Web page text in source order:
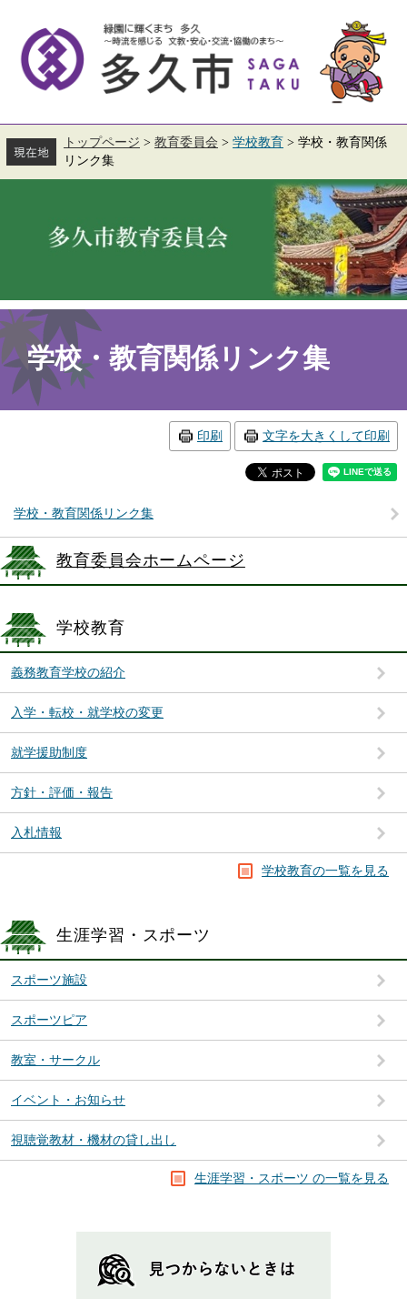
す。
し
て
トップページ > 教育委員会 > 学校教育 > 学校・教育関係
リンク集
教育委員会ホームページ
学校教育
義務教育学校の紹介
入学・転校・就学校の変更
就学援助制度
方針・評価・報告
入札情報
学校教育の一覧を見る
生涯学習・スポーツ
スポーツ施設
スポーツピア
教室・サークル
イベント・お知らせ
視聴覚教材・機材の貸し出し
生涯学習・スポーツ の一覧を見る
本
文
学校・教育関係リンク集
印刷 文字を大きくして印刷
学校・教育関係リンク集